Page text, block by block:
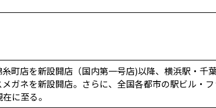
町店を新設開店（国内第一号店)以降、横浜駅・千
ガネを新設開店。さらに、全国各都市の駅ビル・フ
に至る。